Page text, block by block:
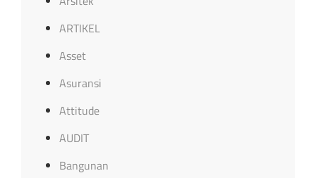
ARTIKEL
Asset
Asuransi
Attitude
AUDIT
Bangunan